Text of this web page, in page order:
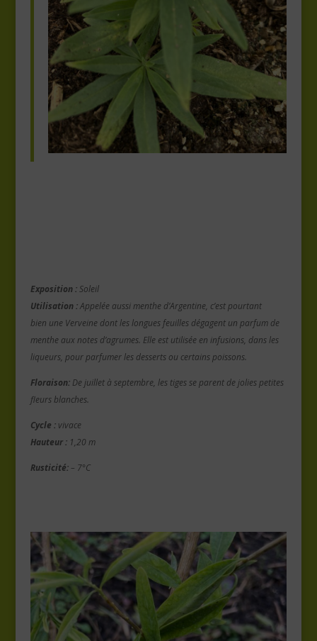
Exposition :Soleil
Utilisation :Appelée aussi menthe d’Argentine, c’est pourtant
bien une Verveine dont les longues feuilles dégagent un parfum de
menthe aux notes d’agrumes. Elle est utilisée en infusions, dans les
liqueurs, pour parfumer les desserts ou certains poissons.
Floraison: De juillet à septembre, les tiges se parent de jolies petites
fleurs blanches.
Cycle :vivace
Hauteur : 1,20 m
Rusticité: – 7°C